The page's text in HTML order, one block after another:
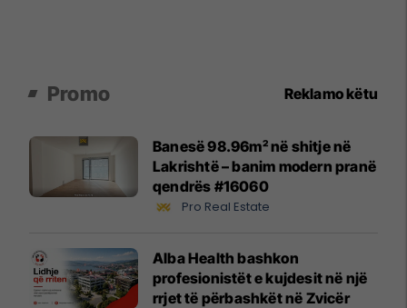
Promo Reklamo këtu
Banesë 98.96m² në shitje në
Lakrishtë – banim modern pranë
qendrës #16060
Pro Real Estate
Alba Health bashkon
profesionistët e kujdesit në një
rrjet të përbashkët në Zvicër